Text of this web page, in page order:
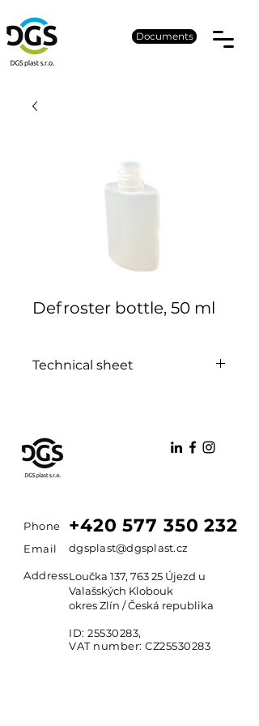
Documents
Defroster bottle, 50 ml
Technical sheet
Phone +420 577 350 232
Email dgsplast@dgsplast.cz
AddressLoučka 137, 763 25 Újezd u
Valašských Klobouk
okres Zlín / Česká republika
ID:25530283,
VAT number: CZ25530283